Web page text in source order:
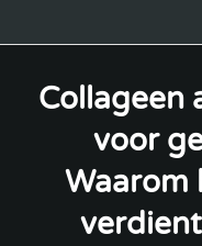
Collageen
voor
Waarom